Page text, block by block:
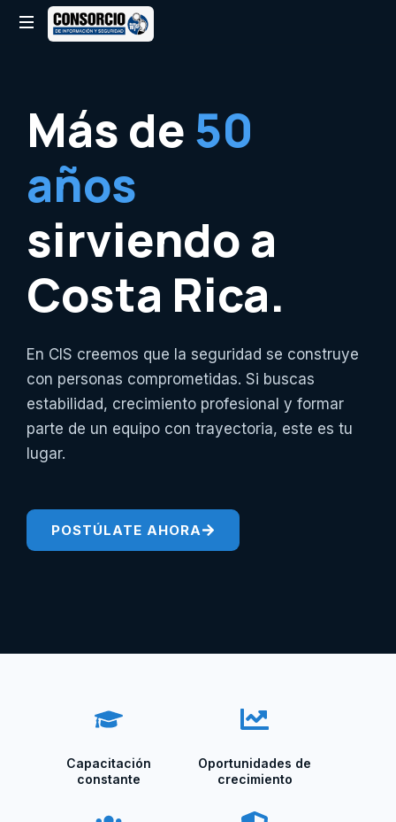
y
Seguridad
Más de50
años
sirviendo a
Costa Rica.
En CIS creemos que la seguridad se construye
con personas comprometidas. Si buscas
estabilidad, crecimiento profesional y formar
parte de un equipo con trayectoria, este es tu
lugar.
POSTÚLATE AHORA
Capacitación
constante
Oportunidades de
crecimiento